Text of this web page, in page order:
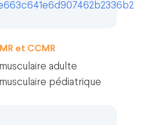
et CCMR
adulte
pédiatrique